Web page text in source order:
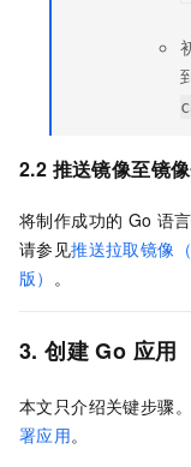
2.2 推送镜像至镜
将制作成功的 Go 语
请参见推送拉取镜像（
版） 。
3. 创建 Go 应用
本文只介绍关键步骤
署应用。